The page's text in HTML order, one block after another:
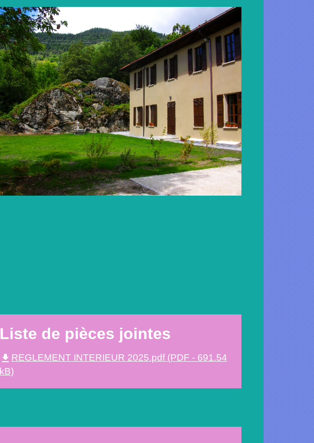
Liste de pièces jointes
file_download REGLEMENT INTERIEUR 2025.pdf (PDF - 691.54
kB)